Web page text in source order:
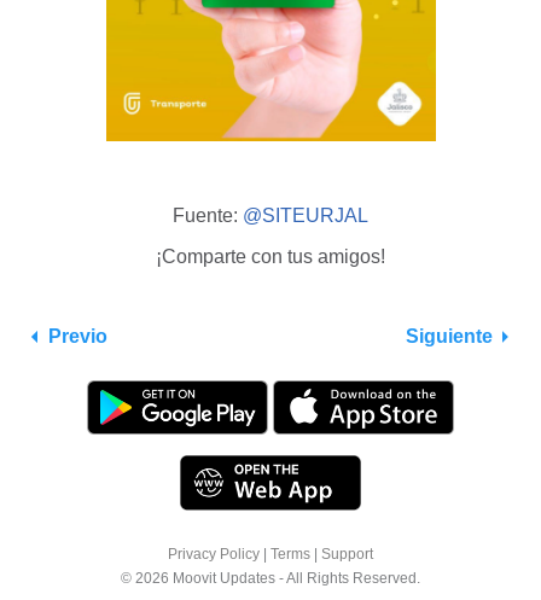
Fuente: @SITEURJAL
¡Comparte con tus amigos!
Previo Siguiente
Privacy Policy Terms
Support
© 2026 Moovit Updates - All Rights Reserved.